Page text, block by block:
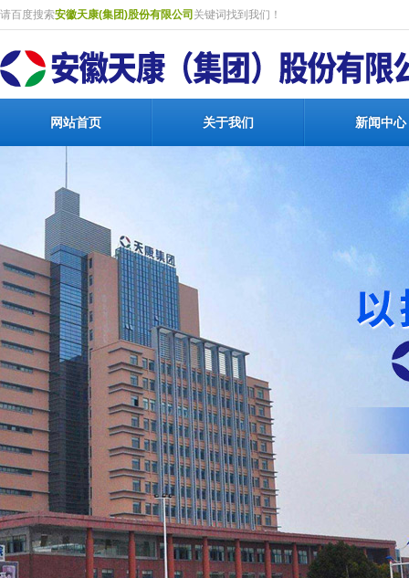
请百度搜索安徽天康(集团)股份有限公司 关键词找到我们！
网站首页 关于我们 新闻中心